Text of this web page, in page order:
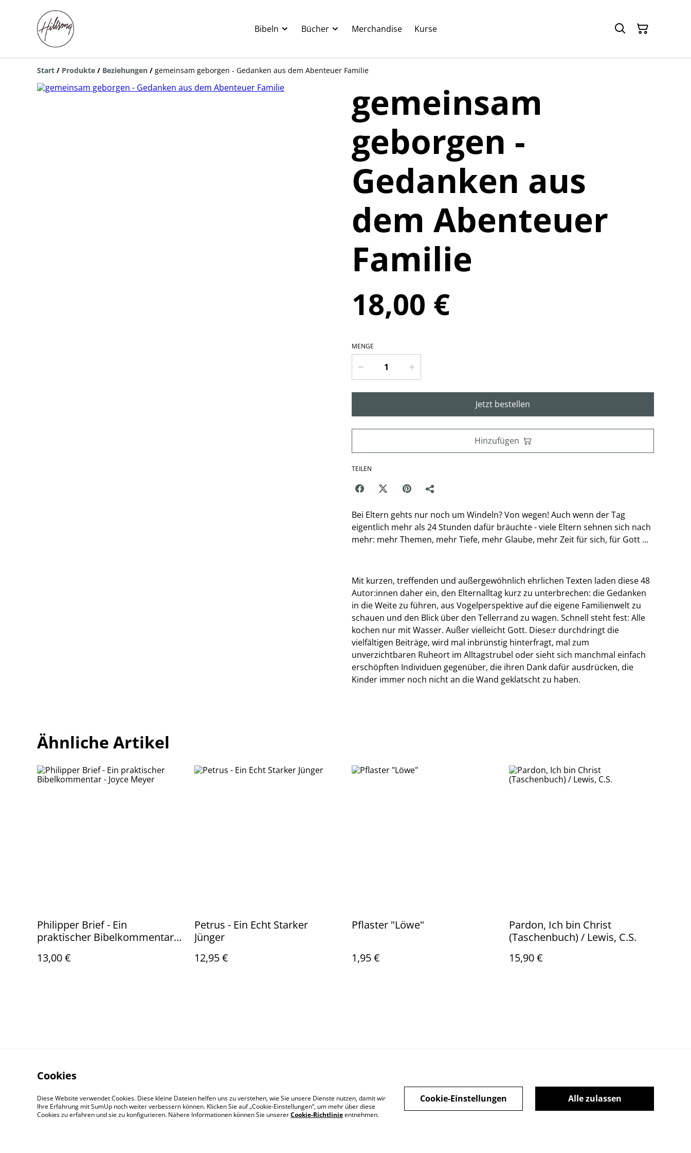
Bibeln Bücher Merchandise Kurse
Start / Produkte / Beziehungen / gemeinsam geborgen - Gedanken aus dem Abenteuer Familie
gemeinsam
geborgen -
Gedanken aus
dem Abenteuer
Familie
18,00 €
MENGE
Jetzt bestellen
Hinzufügen
TEILEN
Bei Eltern gehts nur noch um Windeln? Von wegen! Auch wenn der Tag
eigentlich mehr als 24 Stunden dafür bräuchte - viele Eltern sehnen sich nach
mehr: mehr Themen, mehr Tiefe, mehr Glaube, mehr Zeit für sich, für Gott ...
Mit kurzen, treffenden und außergewöhnlich ehrlichen Texten laden diese 48
Autor:innen daher ein, den Elternalltag kurz zu unterbrechen: die Gedanken
in die Weite zu führen, aus Vogelperspektive auf die eigene Familienwelt zu
schauen und den Blick über den Tellerrand zu wagen. Schnell steht fest: Alle
kochen nur mit Wasser. Außer vielleicht Gott. Diese:r durchdringt die
vielfältigen Beiträge, wird mal inbrünstig hinterfragt, mal zum
unverzichtbaren Ruheort im Alltagstrubel oder sieht sich manchmal einfach
erschöpften Individuen gegenüber, die ihren Dank dafür ausdrücken, die
Kinder immer noch nicht an die Wand geklatscht zu haben.
Ähnliche Artikel
Philipper Brief - Ein
praktischer Bibelkommentar -
13,00 €
Petrus - Ein Echt Starker
Jünger
12,95 €
Pflaster "Löwe"
1,95 €
Pardon, Ich bin Christ
(Taschenbuch) / Lewis, C.S.
15,90 €
Cookies
Diese Website verwendet Cookies. Diese kleine Dateien helfen uns zu verstehen, wie Sie unsere Dienste nutzen, damit wir
Ihre Erfahrung mit SumUp noch weiter verbessern können. Klicken Sie auf „Cookie-Einstellungen“, um mehr über diese
Cookies zu erfahren und sie zu konfigurieren. Nähere Informationen können Sie unsererCookie-Richtlinieentnehmen.
Alle zulassen
Cookie-Einstellungen